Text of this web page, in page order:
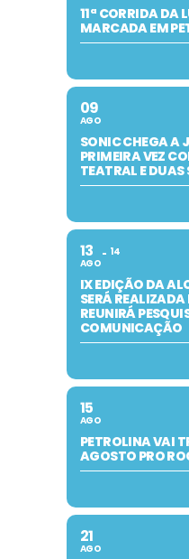
11ª CORRIDA DA
MARCADA EM
09
AGO
SONIC CHEGA A
PRIMEIRA VEZ
TEATRAL E DUAS
13
AGO
14
IX EDIÇÃO DA
SERÁ
REUNIRÁ
COMUNICAÇÃO
15
AGO
PETROLINA VAI
AGOSTO PRO
21
AGO